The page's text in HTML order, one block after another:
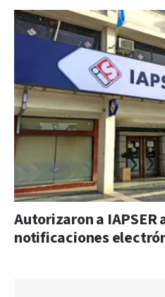
Autorizaron a IAPSER
notificaciones